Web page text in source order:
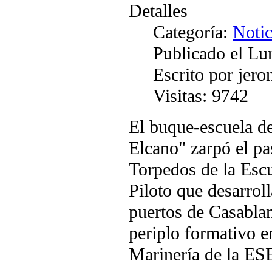
Detalles
Categoría:
Publicado el
Escrito por
Visitas: 9742
El buque-escuela
Elcano" zarpó el
Torpedos de la
Piloto que
puertos de
periplo formativo
Marinería de la